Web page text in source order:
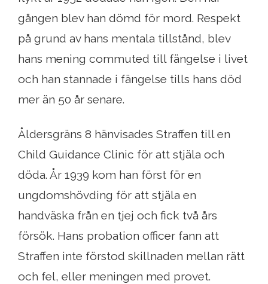
gången blev han dömd för mord. Respekt
på grund av hans mentala tillstånd, blev
hans mening commuted till fängelse i livet
och han stannade i fängelse tills hans död
mer än 50 år senare.
Åldersgräns 8 hänvisades Straffen till en
Child Guidance Clinic för att stjäla och
döda. År 1939 kom han först för en
ungdomshövding för att stjäla en
handväska från en tjej och fick två års
försök. Hans probation officer fann att
Straffen inte förstod skillnaden mellan rätt
och fel, eller meningen med provet.